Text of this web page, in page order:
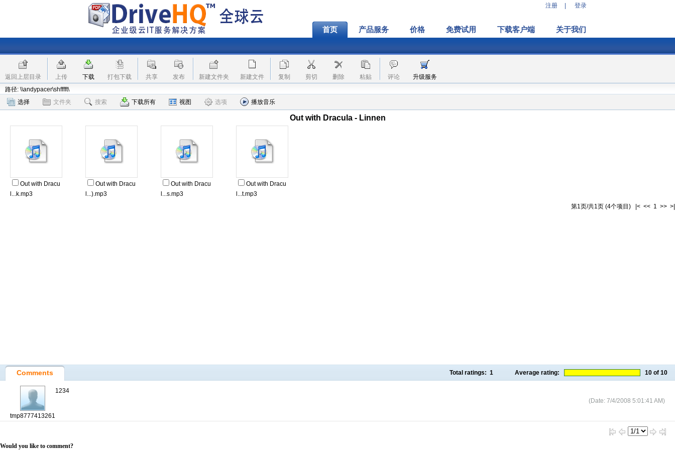
注册 登录
首页 产品服务 价格 免费试用 下载客户端 关于我们
返回上层目录 上传 下载 打包下载 共享 发布 新建文件夹 新建文件 复制 剪切 删除 粘贴 评论
升级服务
路径: \\andypacer\shfffft\
选择
文件夹 搜索 下载所有 视图 选项 播放音乐
Out with Dracula - Linnen
Out with Dracu
l...k.mp3
Out with Dracu
l...).mp3
Out with Dracu
l...s.mp3
Out with Dracu
l...t.mp3
第1页/共1页 (4个项目) |< << 1 >> >|
Comments Total ratings: 1 Average rating: 10 of 10
tmp8777413261
1234
(Date: 7/4/2008 5:01:41 AM)
Would you like to comment?